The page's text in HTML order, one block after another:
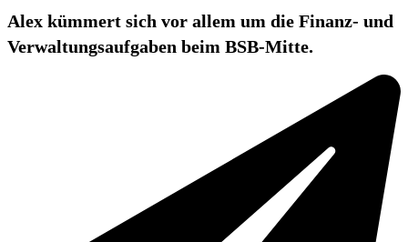
Alex kümmert sich vor allem um die Finanz- und
Verwaltungsaufgaben beim BSB-Mitte.